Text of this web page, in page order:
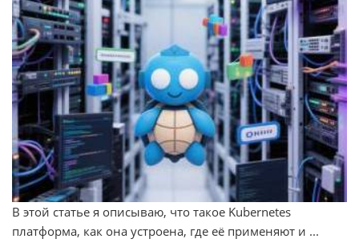
В этой статье я описываю, что такое Kubernetes
платформа, как она устроена, где её применяют и ...